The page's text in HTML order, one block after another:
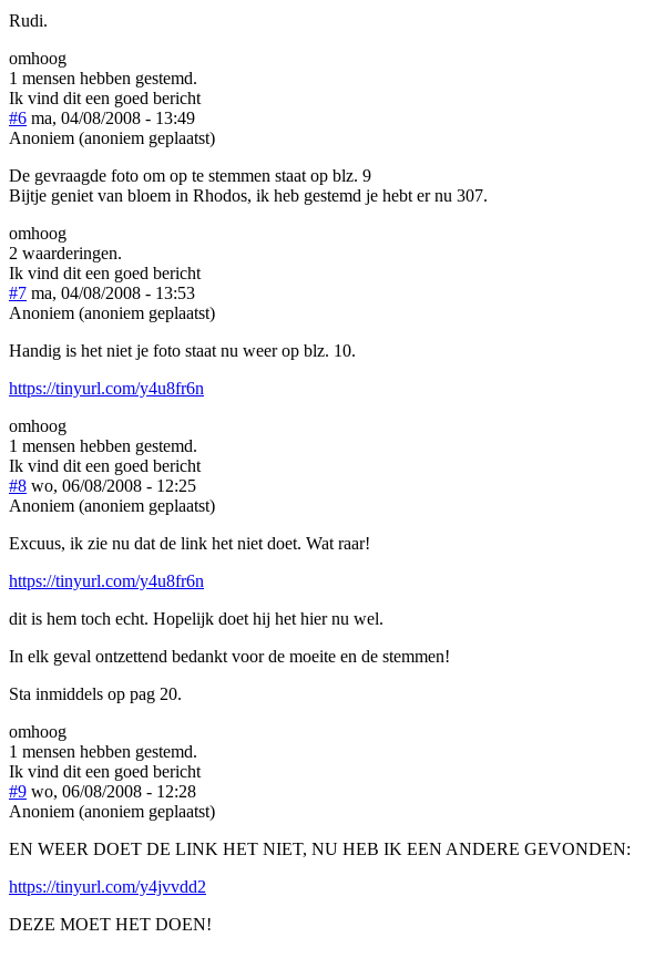
Rudi.
omhoog
1 mensen hebben gestemd.
Ik vind dit een goed bericht
#6 ma, 04/08/2008 - 13:49
Anoniem (anoniem geplaatst)
De gevraagde foto om op te stemmen staat op blz. 9
Bijtje geniet van bloem in Rhodos, ik heb gestemd je hebt er nu 307.
omhoog
2 waarderingen.
Ik vind dit een goed bericht
#7 ma, 04/08/2008 - 13:53
Anoniem (anoniem geplaatst)
Handig is het niet je foto staat nu weer op blz. 10.
https://tinyurl.com/y4u8fr6n
omhoog
1 mensen hebben gestemd.
Ik vind dit een goed bericht
#8 wo, 06/08/2008 - 12:25
Anoniem (anoniem geplaatst)
Excuus, ik zie nu dat de link het niet doet. Wat raar!
https://tinyurl.com/y4u8fr6n
dit is hem toch echt. Hopelijk doet hij het hier nu wel.
In elk geval ontzettend bedankt voor de moeite en de stemmen!
Sta inmiddels op pag 20.
omhoog
1 mensen hebben gestemd.
Ik vind dit een goed bericht
#9 wo, 06/08/2008 - 12:28
Anoniem (anoniem geplaatst)
EN WEER DOET DE LINK HET NIET, NU HEB IK EEN ANDERE GEVONDEN:
https://tinyurl.com/y4jvvdd2
DEZE MOET HET DOEN!